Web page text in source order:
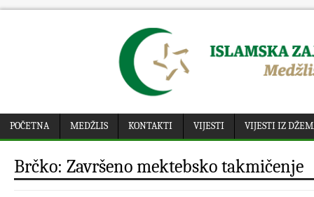
POČETNA MEDŽLIS KONTAKTI VIJESTI VIJESTI IZ
Brčko: Završeno mektebsko takmičenje